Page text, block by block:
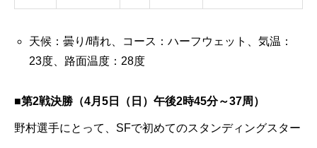
天候：曇り/晴れ、コース：ハーフウェット、気温：
23度、路面温度：28度
■第2戦決勝（4月5日（日）午後2時45分～37周）
野村選手にとって、SFで初めてのスタンディングスター